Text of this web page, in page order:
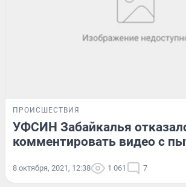
ПРОИСШЕСТВИЯ
УФСИН Забайкалья
комментировать видео с
8 октября, 2021, 12:38 1 061 7